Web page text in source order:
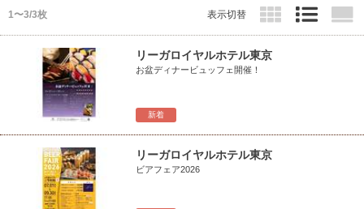
1〜3/3枚 表示切替
新着
リーガロイヤルホテル東京
お盆ディナービュッフェ開催！
リーガロイヤルホテル東京
ビアフェア2026